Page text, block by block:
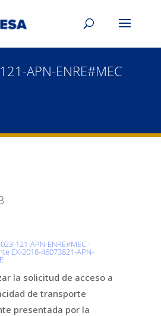
APN-ENRE#MEC
121-APN-ENRE#MEC -
EX-2018-46073821-APN-
la solicitud de acceso a
de transporte
presentada por la